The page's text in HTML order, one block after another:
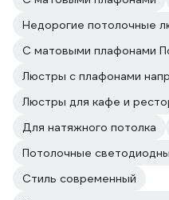
Недорогие потолочные
Люстры с плафонами
Люстры для кафе и
Для натяжного потолка
Потолочные
Стиль современный